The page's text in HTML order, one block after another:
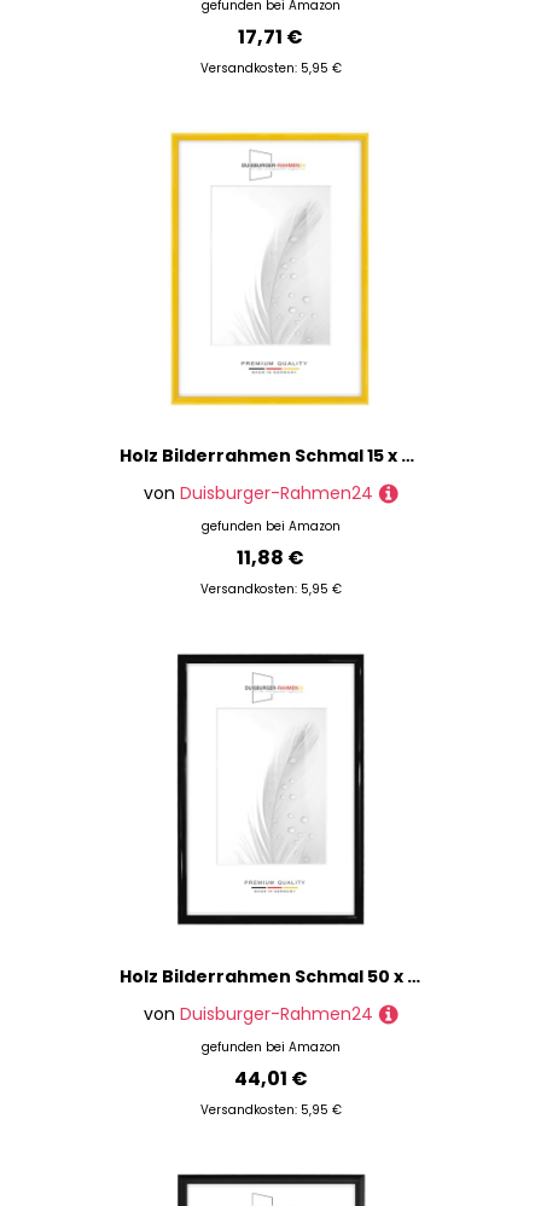
gefunden bei Amazon
17,71 €
Versandkosten: 5,95 €
Holz Bilderrahmen Schmal 15 x 21 cm in Gelb Hochglanz | inkl. bruchsicherer Anti-Reflex Kunstglasscheibe | Rahmen für Poster | Puzzle | Foto collage DR114
von Duisburger-Rahmen24
gefunden bei Amazon
11,88 €
Versandkosten: 5,95 €
Holz Bilderrahmen Schmal 50 x 75 cm in Schwarz Hochglanz | inkl. bruchsicherer Anti-Reflex Kunstglasscheibe | Rahmen für Poster | Puzzle | Foto collage DR072
von Duisburger-Rahmen24
gefunden bei Amazon
44,01 €
Versandkosten: 5,95 €